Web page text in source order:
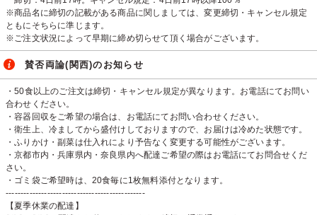
※商品名に締切の記載がある商品に関しましては、変更締切・キャンセル規定
ともにそちらに準じます。
※ご注文状況によって早期に締め切らせて頂く場合がございます。
賛否両論(関西)のお知らせ
・50食以上のご注文は締切・キャンセル規定が異なります。お電話にてお問い
合わせください。
・容器回収をご希望の場合は、お電話にてお問い合わせください。
・衛生上、冷ましてから盛付けしておりますので、お届けは冷めた状態です。
・ふりかけ・副菜は仕入れにより予告なく変更する可能性がございます。
・京都市内・兵庫県内・奈良県内へ配達ご希望の際はお電話にてお問合せくだ
さい。
・ゴミ袋ご希望時は、20食毎に1枚無料添付となります。
-----------------------------------------------
【夏季休業の配達】